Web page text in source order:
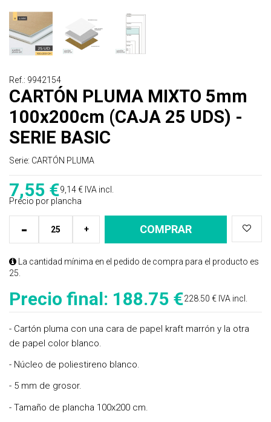
Ref.: 9942154
CARTÓN PLUMA MIXTO 5mm
100x200cm (CAJA 25 UDS) -
SERIE BASIC
Serie: CARTÓN PLUMA
7,55 €9,14 € IVA incl.
Precio por plancha
+
- COMPRAR
La cantidad mínima en el pedido de compra para el producto es
25.
Precio final: 188.75 €228.50 € IVA incl.
- Cartón pluma con una cara de papel kraft marrón y la otra
de papel color blanco.
- Núcleo de poliestireno blanco.
- 5 mm de grosor.
- Tamaño de plancha 100x200 cm.